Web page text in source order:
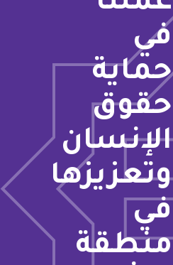
في
حماية
حقوق
الإنسان
وتعزيزها
في
منطقة